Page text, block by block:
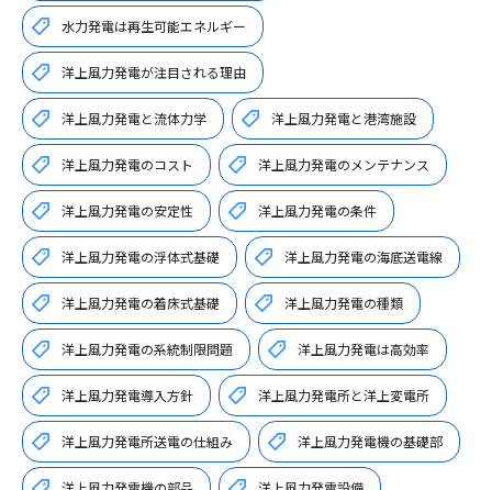
水力発電は再生可能エネルギー
洋上風力発電が注目される理由
洋上風力発電と流体力学 洋上風力発電と港湾施設
洋上風力発電のコスト 洋上風力発電のメンテナンス
洋上風力発電の安定性 洋上風力発電の条件
洋上風力発電の浮体式基礎 洋上風力発電の海底送電線
洋上風力発電の着床式基礎 洋上風力発電の種類
洋上風力発電の系統制限問題 洋上風力発電は高効率
洋上風力発電導入方針 洋上風力発電所と洋上変電所
洋上風力発電所送電の仕組み 洋上風力発電機の基礎部